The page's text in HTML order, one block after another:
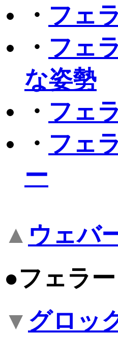
・ フェ
・ フェ
な姿勢
・ フェ
・ フェ
ー
▲ ウェバ
●フェラ
▼ グロッ